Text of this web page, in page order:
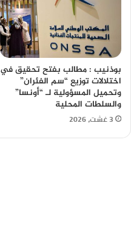
بوذنيب : مطالب بفتح تحقيق في
اختلالات توزيع “سم الفئران”
وتحميل المسؤولية لـ “أونسا”
والسلطات المحلية
3 غشت، 2026